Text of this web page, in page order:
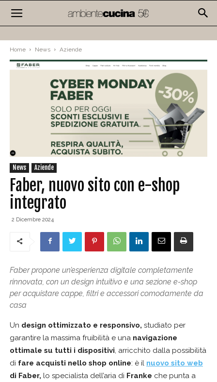
Home News Aziende
News Aziende
Faber, nuovo sito con e-shop
integrato
2 Dicembre 2024
Faber propone un’esperienza digitale completamente
rinnovata, con un design intuitivo e una sezione e-shop
per acquistare cappe, filtri e accessori comodamente da
casa
Un design ottimizzato e responsivo, studiato per
garantire la massima fruibilità e una navigazione
ottimale su tutti i dispositivi, arricchito dalla possibilità
di fare acquisti nello shop online: è il nuovo sito web
di Faber, lo specialista dell’aria di Franke che punta a